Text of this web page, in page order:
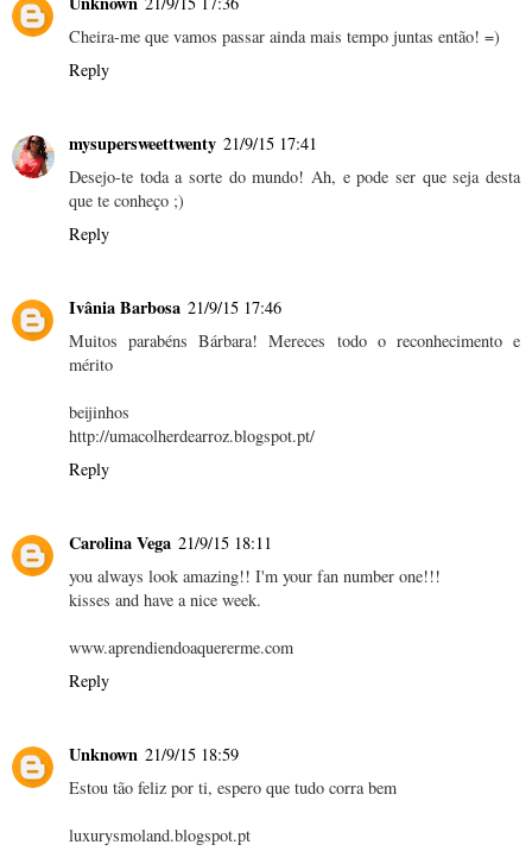
Cheira-me que vamos passar ainda mais tempo juntas então! =)
Reply
mysupersweettwenty 21/9/15 17:41
Desejo-te toda a sorte do mundo! Ah, e pode ser que seja desta
que te conheço ;)
Reply
Ivânia Barbosa 21/9/15 17:46
Muitos parabéns Bárbara! Mereces todo o reconhecimento e
mérito
beijinhos
http://umacolherdearroz.blogspot.pt/
Reply
Carolina Vega 21/9/15 18:11
you always look amazing!! I'm your fan number one!!!
kisses and have a nice week.
www.aprendiendoaquererme.com
Reply
Unknown 21/9/15 18:59
Estou tão feliz por ti, espero que tudo corra bem
luxurysmoland.blogspot.pt